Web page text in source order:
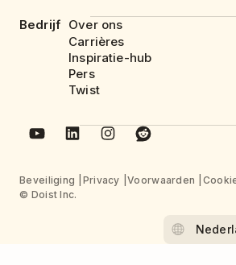
Bedrijf Over ons
Carrières
Inspiratie-hub
Pers
Twist
Beveiliging Privacy Voorwaarden
© Doist Inc.